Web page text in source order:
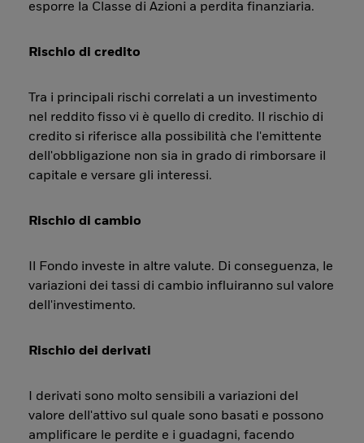
esporre la Classe di Azioni a perdita finanziaria.
Rischio di credito
Tra i principali rischi correlati a un investimento
nel reddito fisso vi è quello di credito. Il rischio di
credito si riferisce alla possibilità che l'emittente
dell'obbligazione non sia in grado di rimborsare il
capitale e versare gli interessi.
Rischio di cambio
Il Fondo investe in altre valute. Di conseguenza, le
variazioni dei tassi di cambio influiranno sul valore
dell'investimento.
Rischio dei derivati
I derivati sono molto sensibili a variazioni del
valore dell'attivo sul quale sono basati e possono
amplificare le perdite e i guadagni, facendo